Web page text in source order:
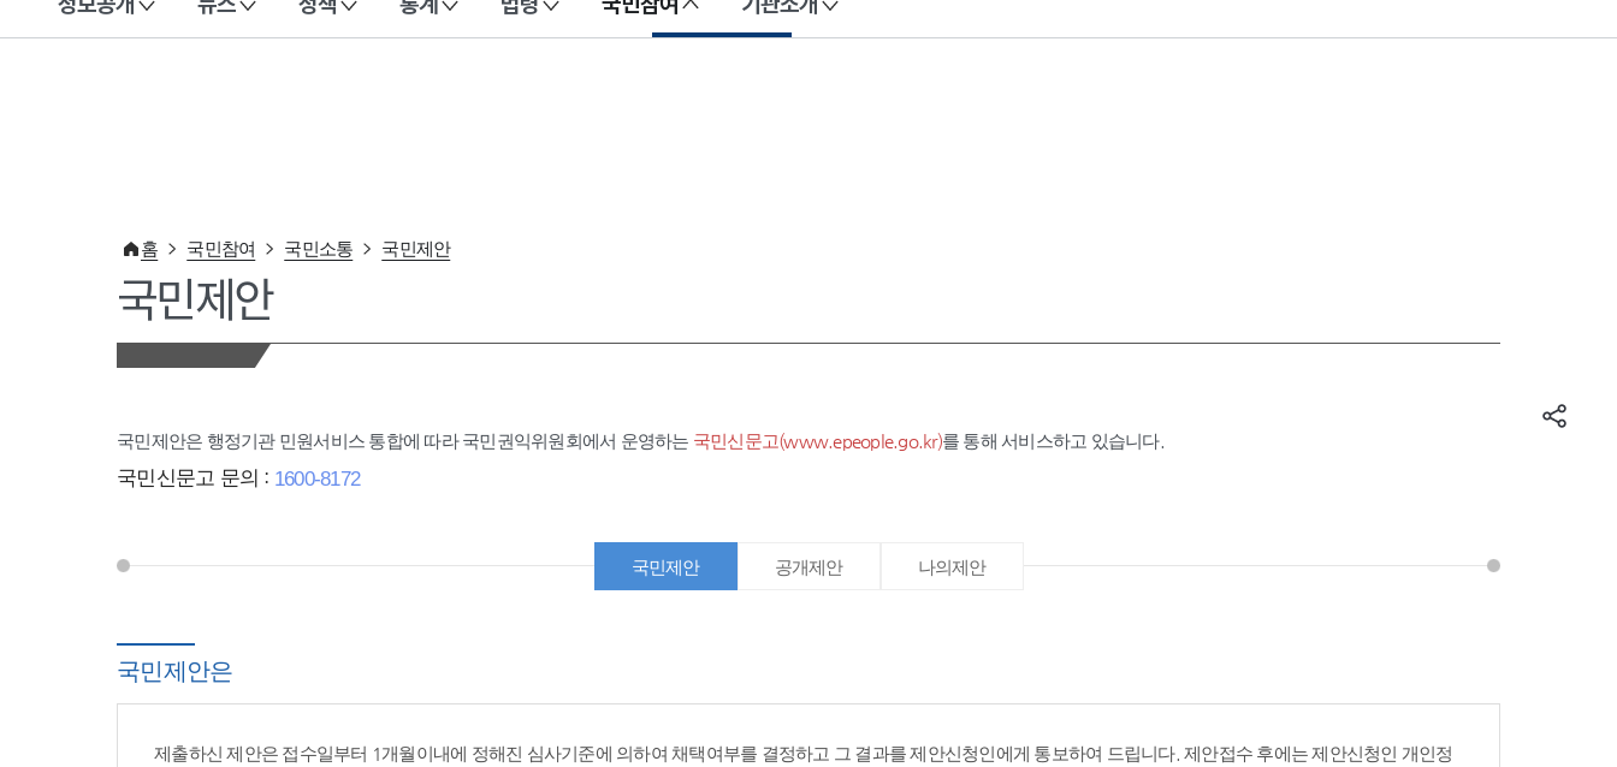
이 누리집은 대한민국 공식 전자정부 누리집입니다.
홈 국민참여 국민소통 국민제안
국민제안
국민제안은 행정기관 민원서비스 통합에 따라 국민권익위원회에서 운영하는 국민신문고(www.epeople.go.kr)를 통해 서비스하고 있습니다.
국민신문고 문의 : 1600-8172
국민제안 공개제안 나의제안
국민제안은
제출하신 제안은 접수일부터 1개월이내에 정해진 심사기준에 의하여 채택여부를 결정하고 그 결과를 제안신청인에게 통보하여 드립니다. 제안접수 후에는 제안신청인 개인정